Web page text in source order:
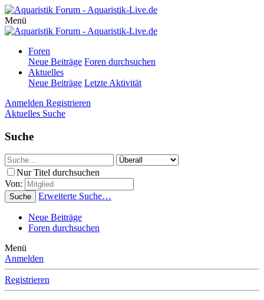
Menü
Foren
Neue Beiträge Foren durchsuchen
Aktuelles
Neue Beiträge Letzte Aktivität
Anmelden Registrieren
Aktuelles Suche
Suche
Nur Titel durchsuchen
Von:
Suche Erweiterte Suche…
Neue Beiträge
Foren durchsuchen
Menü
Anmelden
Registrieren